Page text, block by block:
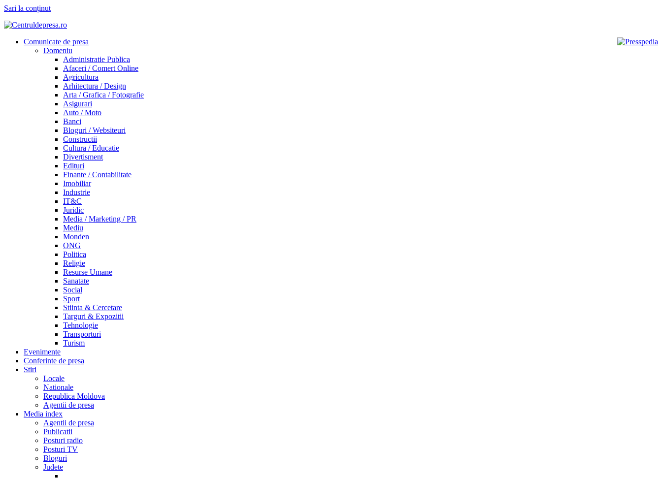
Sari la conținut
Comunicate de presa
Domeniu
Administratie Publica
Afaceri / Comert Online
Agricultura
Arhitectura / Design
Arta / Grafica / Fotografie
Asigurari
Auto / Moto
Banci
Bloguri / Websiteuri
Constructii
Cultura / Educatie
Divertisment
Edituri
Finante / Contabilitate
Imobiliar
Industrie
IT&C
Juridic
Media / Marketing / PR
Mediu
Monden
ONG
Politica
Religie
Resurse Umane
Sanatate
Social
Sport
Stiinta & Cercetare
Targuri & Expozitii
Tehnologie
Transporturi
Turism
Evenimente
Conferinte de presa
Stiri
Locale
Nationale
Republica Moldova
Agentii de presa
Media index
Agentii de presa
Publicatii
Posturi radio
Posturi TV
Bloguri
Judete